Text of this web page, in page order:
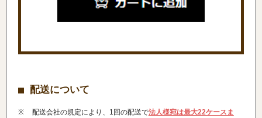
配送について
配送会社の規定により、1回の配送で法人様宛は最大22ケースま